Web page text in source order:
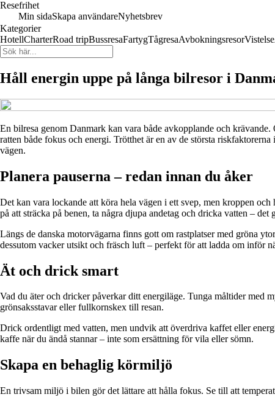
Resefrihet
Min sidaSkapa användareNyhetsbrev
Kategorier
HotellCharterRoad tripBussresaFartygTågresaAvbokningsresorVistelse
Håll energin uppe på långa bilresor i
En bilresa genom Danmark kan vara både avkopplande och
ratten både fokus och energi. Trötthet är en av de största
vägen.
Planera pauserna – redan innan du åker
Det kan vara lockande att köra hela vägen i ett svep, men kroppen
på att sträcka på benen, ta några djupa andetag och dricka vatten – det
Längs de danska motorvägarna finns gott om rastplatser med gröna
dessutom vacker utsikt och fräsch luft – perfekt för att ladda om inför
Ät och drick smart
Vad du äter och dricker påverkar ditt energiläge. Tunga måltider med
grönsaksstavar eller fullkornskex till resan.
Drick ordentligt med vatten, men undvik att överdriva kaffet eller
kaffe när du ändå stannar – inte som ersättning för vila eller sömn.
Skapa en behaglig körmiljö
En trivsam miljö i bilen gör det lättare att hålla fokus. Se till att